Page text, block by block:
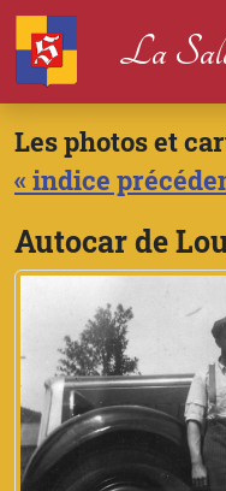
La
Les photos et
« indice
Autocar de